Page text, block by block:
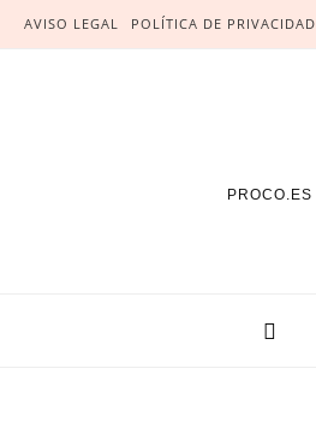
AVISO LEGAL POLÍTICA DE PRIVACIDAD
PROCO.ES